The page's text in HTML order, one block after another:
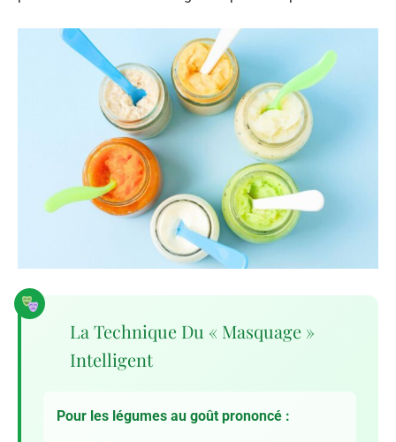
La Technique Du « Masquage »
Intelligent
Pour les légumes au goût prononcé :